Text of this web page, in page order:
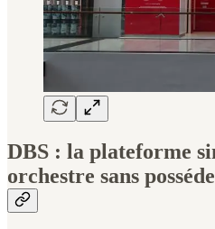
DBS : la plateforme
orchestre sans